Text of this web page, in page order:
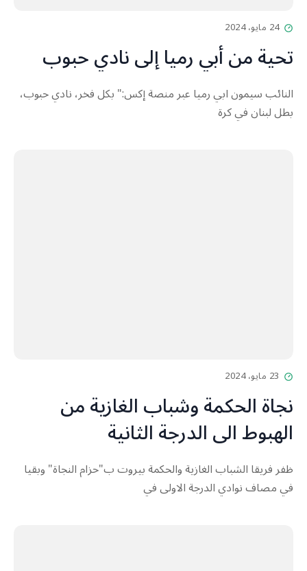
24 مايو، 2024
تحية من أبي رميا إلى نادي حبوب
النائب سيمون ابي رميا عبر منصة إكس:" بكل فخر، نادي حبوب،
بطل لبنان في كرة
23 مايو، 2024
نجاة الحكمة وشباب الغازية من
الهبوط الى الدرجة الثانية
ظفر فريقا الشباب الغازية والحكمة بيروت ب"حزام النجاة" وبقيا
في مصاف نوادي الدرجة الاولى في